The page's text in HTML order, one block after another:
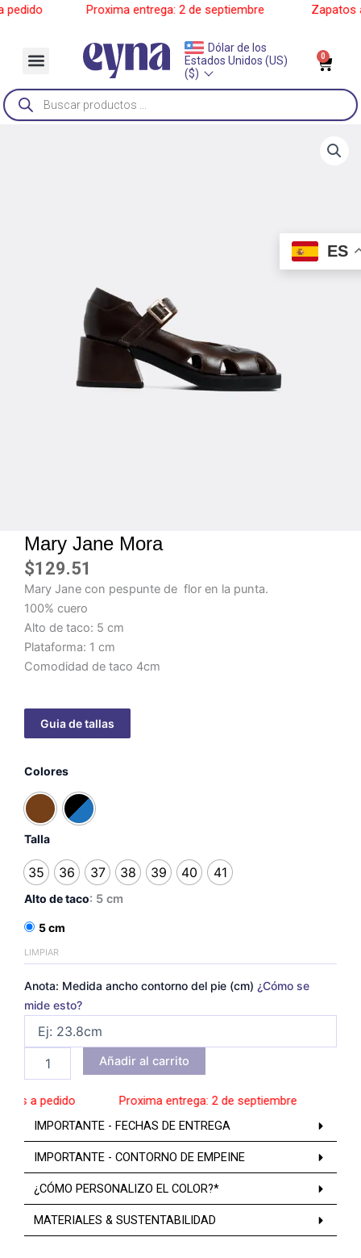
Ir
______ Proxima entrega: 2 de septiembre______ Zapatos a
Menu
Dólar de los
Estados Unidos (US)
($)
0
Búsqueda
de
productos
Mary Jane Mora
$129.51
Mary Jane con pespunte de flor en la punta.
100% cuero
Alto de taco: 5 cm
Plataforma: 1 cm
Comodidad de taco 4cm
Colores
Talla
35 36 37 38 39 40 41
Alto de taco: 5 cm
5 cm
LIMPIAR
Anota: Medida ancho contorno del pie (cm) ¿Cómo se
mide esto?
Jane
Mora
cantidad
Añadir al carrito
a pedido______ Proxima entrega: 2 de septiembre______
IMPORTANTE - FECHAS DE ENTREGA
IMPORTANTE - CONTORNO DE EMPEINE
¿CÓMO PERSONALIZO EL COLOR?*
MATERIALES & SUSTENTABILIDAD
ES